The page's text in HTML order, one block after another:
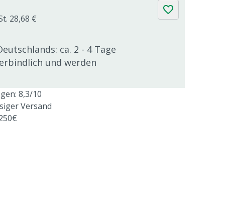
28,68 €
ca. 2 - 4 Tage
und werden
8,3/10
Versand